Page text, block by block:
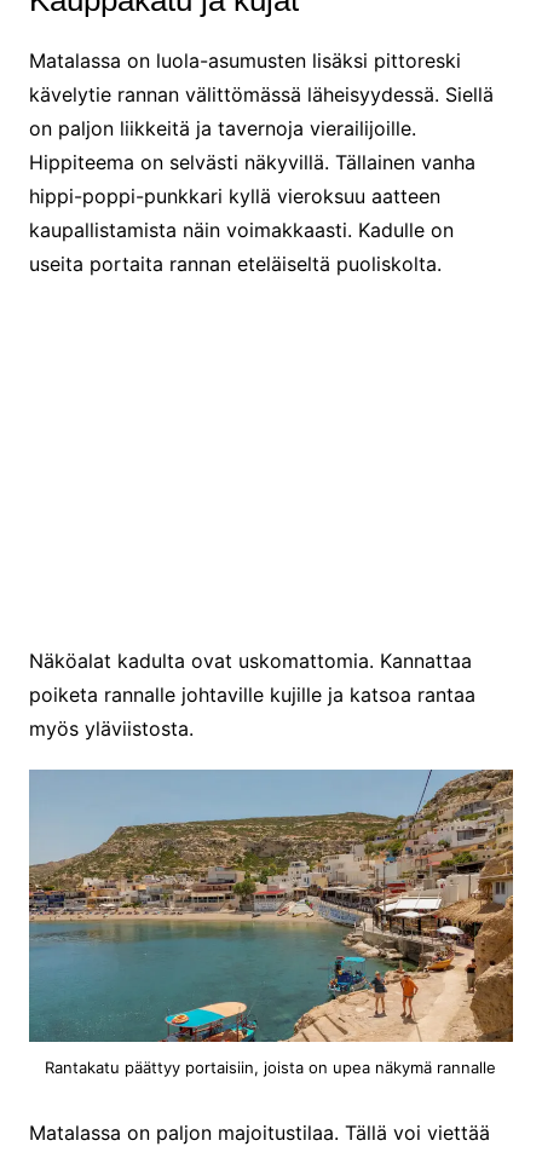
Matalassa on luola-asumusten lisäksi pittoreski
kävelytie rannan välittömässä läheisyydessä. Siellä
on paljon liikkeitä ja tavernoja vierailijoille.
Hippiteema on selvästi näkyvillä. Tällainen vanha
hippi-poppi-punkkari kyllä vieroksuu aatteen
kaupallistamista näin voimakkaasti. Kadulle on
useita portaita rannan eteläiseltä puoliskolta.
Näköalat kadulta ovat uskomattomia. Kannattaa
poiketa rannalle johtaville kujille ja katsoa rantaa
myös yläviistosta.
Rantakatu päättyy portaisiin, joista on upea näkymä rannalle
Matalassa on paljon majoitustilaa. Tällä voi viettää